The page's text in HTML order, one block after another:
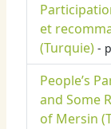
et
(Turquie) -
People’s
and Some
of Mersin